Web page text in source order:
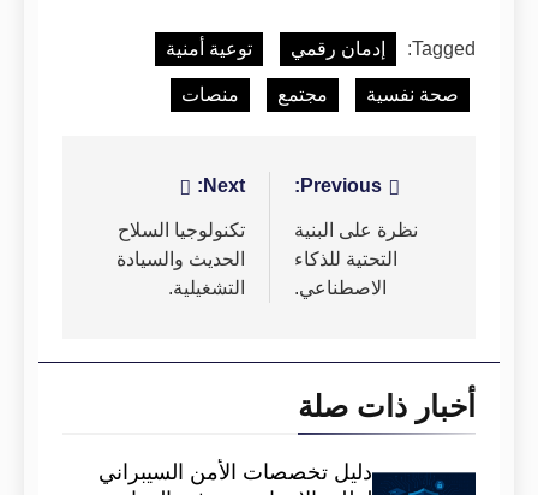
Tagged: إدمان رقمي توعية أمنية
صحة نفسية مجتمع منصات
تصفّح
المقالات
Previous:
نظرة على البنية
التحتية للذكاء
الاصطناعي.
Next:
تكنولوجيا السلاح
الحديث والسيادة
التشغيلية.
أخبار ذات صلة
دليل تخصصات الأمن السيبراني